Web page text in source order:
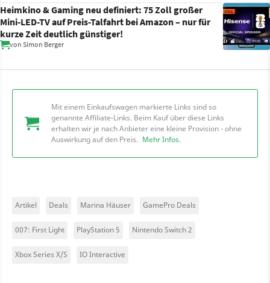
Heimkino & Gaming neu definiert: 75 Zoll großer
Mini-LED-TV auf Preis-Talfahrt bei Amazon – nur für
kurze Zeit deutlich günstiger!
von Simon Berger
Mit einem Einkaufswagen markierte Links sind so
genannte Affiliate-Links. Beim Kauf über diese Links
erhalten wir je nach Anbieter eine kleine Provision - ohne
Auswirkung auf den Preis. Mehr Infos.
Artikel Deals Marina Häuser GamePro Deals
007: First Light PlayStation 5 Nintendo Switch 2
Xbox Series X/S IO Interactive